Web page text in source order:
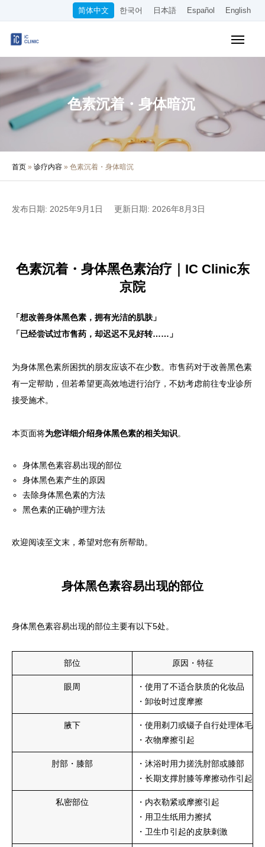
简体中文 한국어 日本語 Español English
色素沉着・身体暗沉
首页 » 诊疗内容 » 色素沉着・身体暗沉
发布日期: 2025年9月1日 更新日期: 2026年8月3日
色素沉着・身体黑色素治疗｜IC Clinic东
京院
「想改善身体黑色素，拥有光洁的肌肤」
「已经尝试过市售药，却迟迟不见好转……」
为身体黑色素所困扰的朋友应该不在少数。市售药对于改善黑色素
有一定帮助，但若希望更高效地进行治疗，不妨考虑前往专业诊所
接受施术。
本页面将为您详细介绍身体黑色素的相关知识。
身体黑色素容易出现的部位
身体黑色素产生的原因
去除身体黑色素的方法
黑色素的正确护理方法
欢迎阅读至文末，希望对您有所帮助。
身体黑色素容易出现的部位
身体黑色素容易出现的部位主要有以下5处。
部位 原因・特征
眼周
・使用了不适合肤质的化妆品
・卸妆时过度摩擦
腋下
・使用剃刀或镊子自行处理体毛
・衣物摩擦引起
肘部・膝部
・沐浴时用力搓洗肘部或膝部
・长期支撑肘膝等摩擦动作引起
私密部位
・内衣勒紧或摩擦引起
・用卫生纸用力擦拭
・卫生巾引起的皮肤刺激
交通指南
诊所介绍
医生·院长介绍
简体中文 한국어 日本語